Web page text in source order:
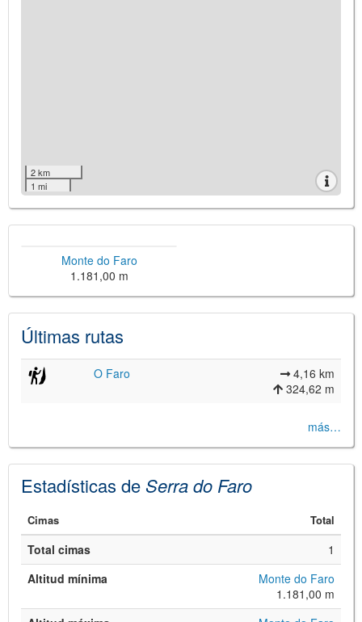
2 km
1 mi
JS library for interactive maps
Monte do Faro
1.181,00 m
Últimas rutas
O Faro
4,16 km
324,62 m
más…
Estadísticas de Serra do Faro
Cimas Total
Total cimas
1
Altitud mínima
Monte do Faro
1.181,00 m